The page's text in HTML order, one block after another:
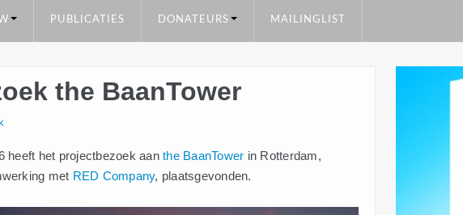
PUBLICATIES DONATEURS MAILINGLIST
the BaanTower
heeft het projectbezoek aan the BaanTower in Rotterdam,
met RED Company, plaatsgevonden.